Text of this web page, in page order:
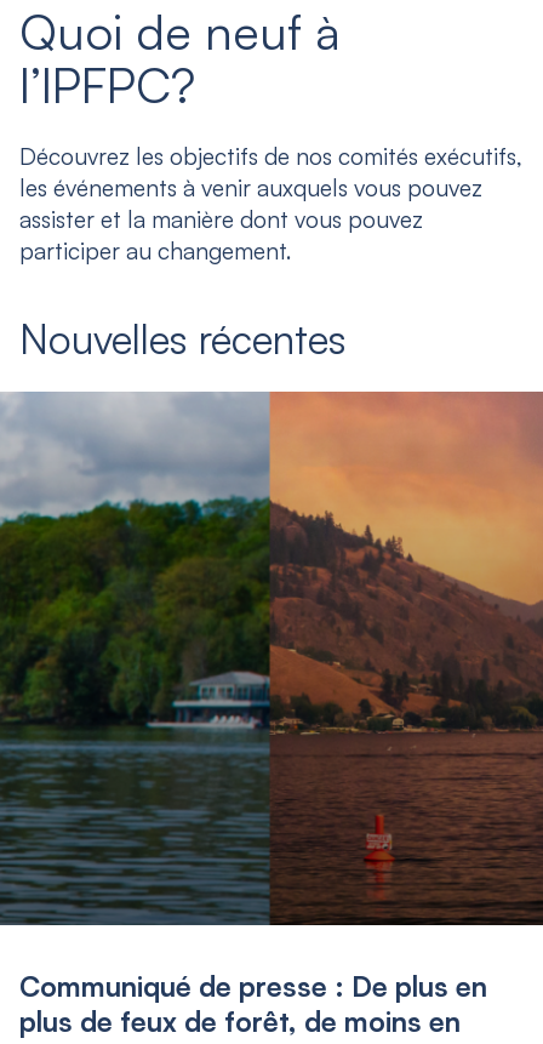
Quoi de neuf à
l’IPFPC?
Découvrez les objectifs de nos comités exécutifs,
les événements à venir auxquels vous pouvez
assister et la manière dont vous pouvez
participer au changement.
Nouvelles récentes
Communiqué de presse : De plus en
plus de feux de forêt, de moins en